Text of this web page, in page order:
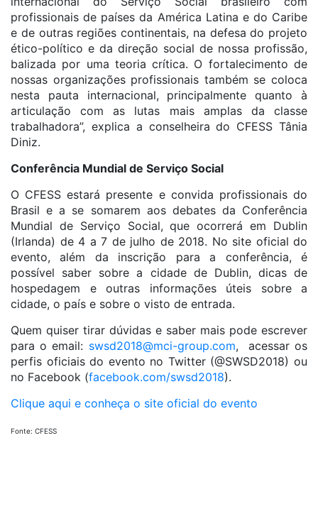
profissionais de países da América Latina e do Caribe
e de outras regiões continentais, na defesa do projeto
ético-político e da direção social de nossa profissão,
balizada por uma teoria crítica. O fortalecimento de
nossas organizações profissionais também se coloca
nesta pauta internacional, principalmente quanto à
articulação com as lutas mais amplas da classe
trabalhadora”, explica a conselheira do CFESS Tânia
Diniz.
Conferência Mundial de Serviço Social
O CFESS estará presente e convida profissionais do
Brasil e a se somarem aos debates da Conferência
Mundial de Serviço Social, que ocorrerá em Dublin
(Irlanda) de 4 a 7 de julho de 2018. No site oficial do
evento, além da inscrição para a conferência, é
possível saber sobre a cidade de Dublin, dicas de
hospedagem e outras informações úteis sobre a
cidade, o país e sobre o visto de entrada.
Quem quiser tirar dúvidas e saber mais pode escrever
para o email: swsd2018@mci-group.com, acessar os
perfis oficiais do evento no Twitter (@SWSD2018) ou
no Facebook (facebook.com/swsd2018).
Clique aqui e conheça o site oficial do evento
Fonte: CFESS